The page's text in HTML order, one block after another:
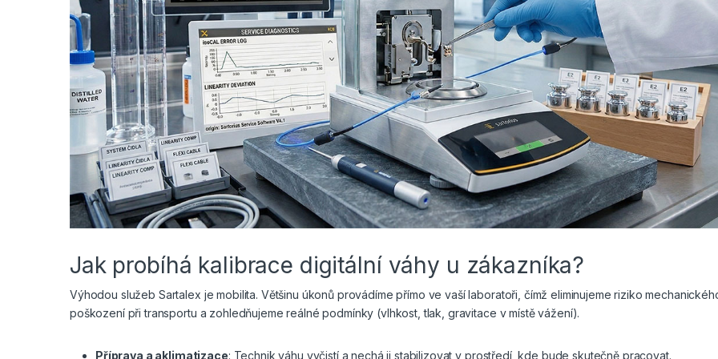
Jak probíhá kalibrace digitální váhy u zákazníka?
Výhodou služeb Sartalex je mobilita. Většinu úkonů provádíme přímo ve vaší laboratoři, čímž eliminujeme riziko
poškození při transportu a zohledňujeme reálné podmínky (vlhkost, tlak, gravitace v místě vážení).
Příprava a aklimatizace: Technik váhu vyčistí a nechá ji stabilizovat v prostředí, kde bude skutečně pracovat.